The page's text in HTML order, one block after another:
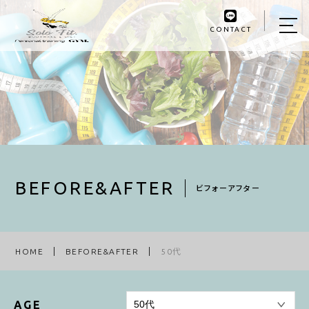
CONTACT
BEFORE&AFTER ビフォーアフター
HOME BEFORE&AFTER 50代
AGE
HOME
ABOUT US
MENU
BEFORE&AFTER
RESERVE